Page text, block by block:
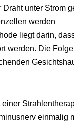
unter Strom
werden
liegt darin,
werden. Die
einmalig